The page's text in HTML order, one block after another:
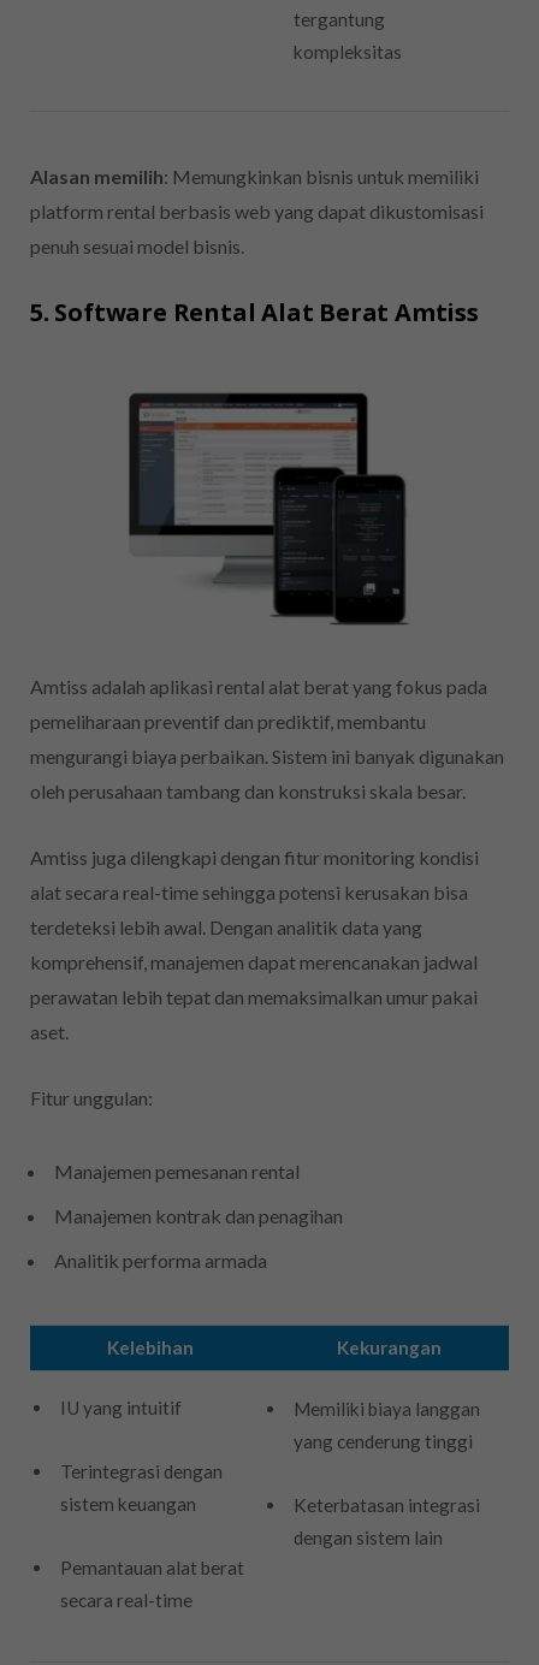
tergantung
kompleksitas
Alasan memilih: Memungkinkan bisnis untuk memiliki
platform rental berbasis web yang dapat dikustomisasi
penuh sesuai model bisnis.
5. Software Rental Alat Berat Amtiss
Amtiss adalah aplikasi rental alat berat yang fokus pada
pemeliharaan preventif dan prediktif, membantu
mengurangi biaya perbaikan. Sistem ini banyak digunakan
oleh perusahaan tambang dan konstruksi skala besar.
Amtiss juga dilengkapi dengan fitur monitoring kondisi
alat secara real-time sehingga potensi kerusakan bisa
terdeteksi lebih awal. Dengan analitik data yang
komprehensif, manajemen dapat merencanakan jadwal
perawatan lebih tepat dan memaksimalkan umur pakai
aset.
Fitur unggulan:
Manajemen pemesanan rental
Manajemen kontrak dan penagihan
Analitik performa armada
Kelebihan Kekurangan
IU yang intuitif
Terintegrasi dengan
sistem keuangan
Pemantauan alat berat
secara real-time
Memiliki biaya langgan
yang cenderung tinggi
Keterbatasan integrasi
dengan sistem lain